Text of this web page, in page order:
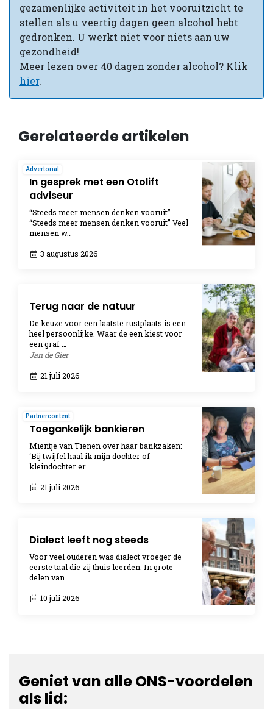
gezamenlijke activiteit in het vooruitzicht te
stellen als u veertig dagen geen alcohol hebt
gedronken. U werkt niet voor niets aan uw
gezondheid!
Meer lezen over 40 dagen zonder alcohol? Klik
hier.
Gerelateerde artikelen
In gesprek met een Otolift
adviseur
“Steeds meer mensen denken vooruit”
“Steeds meer mensen denken vooruit” Veel
mensen w…
3 augustus 2026
Advertorial
Terug naar de natuur
De keuze voor een laatste rustplaats is een
heel persoonlijke. Waar de een kiest voor
een graf …
Jan de Gier
21 juli 2026
Toegankelijk bankieren
Mientje van Tienen over haar bankzaken:
‘Bij twijfel haal ik mijn dochter of
kleindochter er…
21 juli 2026
Partnercontent
Dialect leeft nog steeds
Voor veel ouderen was dialect vroeger de
eerste taal die zij thuis leerden. In grote
delen van …
10 juli 2026
Geniet van alle ONS-voordelen
als lid: